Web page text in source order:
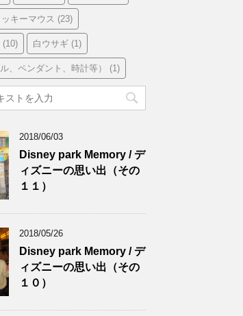
ッキーマウス (23)
(10) 白ウサギ (1)
、ペンダント、時計等） (1)
2018/06/03
Disney park Memory / デ
ィズニーの思い出（その
１１）
2018/05/26
Disney park Memory / デ
ィズニーの思い出（その
１０）